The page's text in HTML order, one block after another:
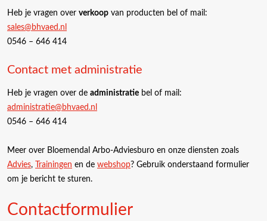
Heb je vragen over verkoop van producten bel of mail:
sales@bhvaed.nl
0546 – 646 414
Contact met administratie
Heb je vragen over de administratie bel of mail:
administratie@bhvaed.nl
0546 – 646 414
Meer over Bloemendal Arbo-Adviesburo en onze diensten zoals
Advies, Trainingen en de webshop? Gebruik onderstaand formulier
om je bericht te sturen.
Contactformulier